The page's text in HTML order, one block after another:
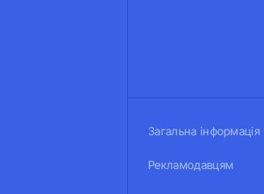
Загальна інформація
Рекламодавцям